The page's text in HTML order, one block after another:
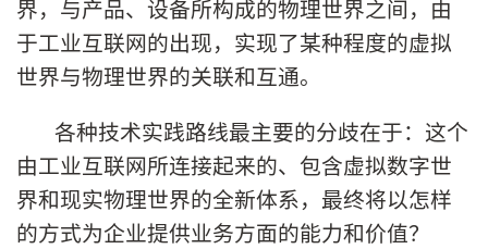
界，与产品、设备所构成的物理世界之间，由
于工业互联网的出现，实现了某种程度的虚拟
世界与物理世界的关联和互通。
各种技术实践路线最主要的分歧在于：这个
由工业互联网所连接起来的、包含虚拟数字世
界和现实物理世界的全新体系，最终将以怎样
的方式为企业提供业务方面的能力和价值？